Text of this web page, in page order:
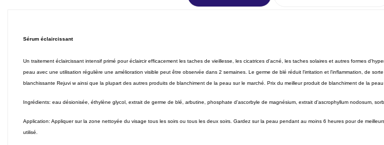
Sérum éclaircissant
Un traitement éclaircissant intensif primé pour éclaircir efficacement les taches de vieillesse, les cicatrices d'acné, les taches solaires et autres formes
peau avec une utilisation régulière une amélioration visible peut être observée dans 2 semaines. Le germe de blé réduit l'irritation et l'inflammation, de
blanchissante Rejuvi w ainsi que la plupart des autres produits de blanchiment de la peau sur le marché. Prix ​​du meilleur produit de blanchiment de la
Ingrédients: eau désionisée, éthylène glycol, extrait de germe de blé, arbutine, phosphate d'ascorbyle de magnésium, extrait d'ascrophyllum nodosum,
Application: Appliquer sur la zone nettoyée du visage tous les soirs ou tous les deux soirs. Gardez sur la peau pendant au moins 6 heures pour de
utilisé.